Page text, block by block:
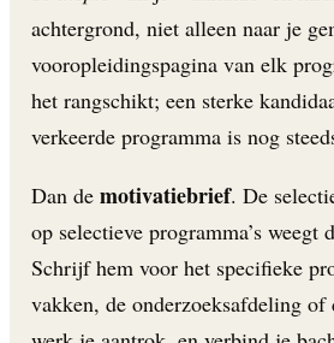
achtergrond, niet alleen naar je
vooropleidingspagina van elk
het rangschikt; een sterke
verkeerde programma is nog
Dan de motivatiebrief. De
op selectieve programma’s weegt
Schrijf hem voor het specifieke
vakken, de onderzoeksafdeling of